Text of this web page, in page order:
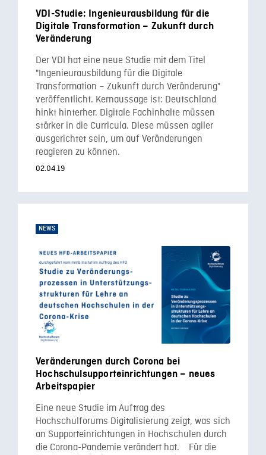
VDI-Studie: Ingenieurausbildung für die
Digitale Transformation – Zukunft durch
Veränderung
Der VDI hat eine neue Studie mit dem Titel
"Ingenieurausbildung für die Digitale
Transformation – Zukunft durch Veränderung"
veröffentlicht. Kernaussage ist: Deutschland
hinkt hinterher. Digitale Fachinhalte müssen
stärker in die Curricula. Diese müssen agiler
ausgerichtet sein, um auf Veränderungen
reagieren zu können.
02.04.19
NEWS
Veränderungen durch Corona bei
Hochschulsupporteinrichtungen – neues
Arbeitspapier
Eine neue Studie im Auftrag des
Hochschulforums Digitalisierung zeigt, was sich
an Supporteinrichtungen in Hochschulen durch
die Corona-Pandemie verändert hat. Für die